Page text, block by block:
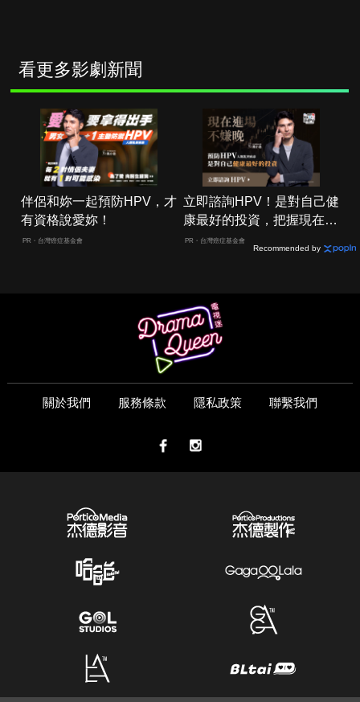
看更多影劇新聞
伴侶和妳一起預防HPV，才
有資格說愛妳！
PR・台灣癌症基金會
立即諮詢HPV！是對自己健
康最好的投資，把握現在不
嫌晚！
PR・台灣癌症基金會
Recommended by
關於我們 服務條款 隱私政策 聯繫我們